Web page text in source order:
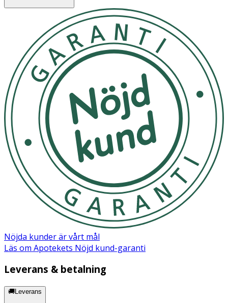
mjukaste Caretech® Bamboo-viscose-material. Förutom
att det är ett bekvämt och stretchigt – så är även bambu
känt för att andas och vara fuktabsorberande. Fördelar
med HocYoga Turban: • Turban tillverkad av Caretech®
Bamboo. • Lätt material
Se isydd etikett
Rumstempererat
OK för gravida och ammande:
Ja
Nöjda kunder är vårt mål
Läs om Apotekets Nöjd kund-garanti
Leverans & betalning
🚚Leverans